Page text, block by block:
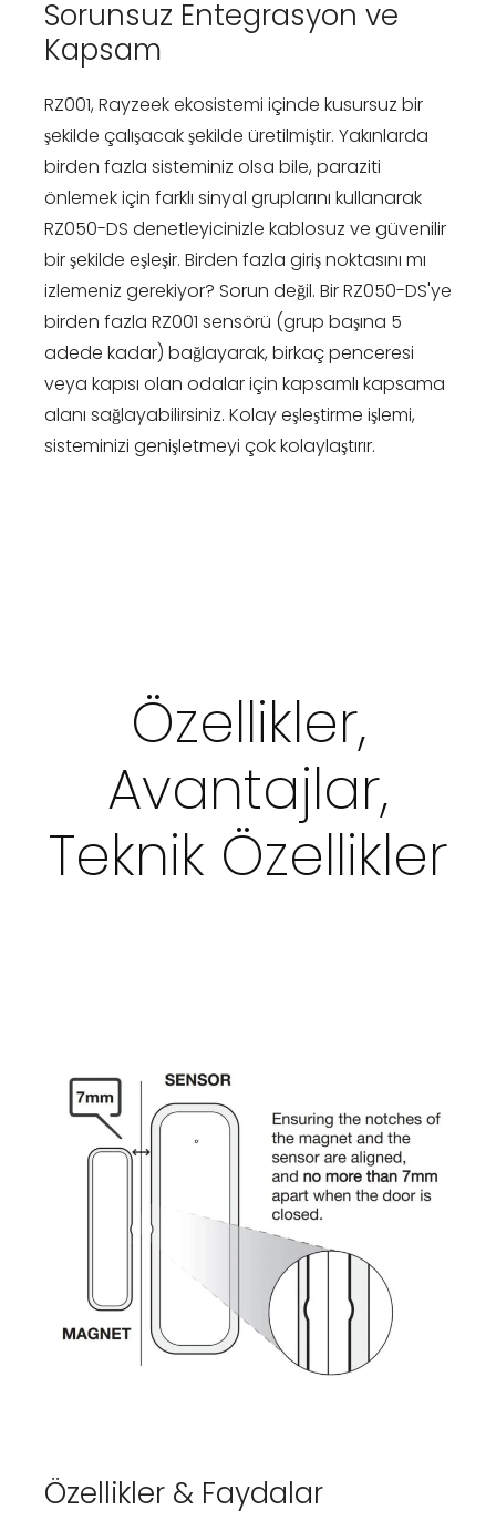
Sorunsuz Entegrasyon ve
Kapsam
RZ001, Rayzeek ekosistemi içinde kusursuz bir
şekilde çalışacak şekilde üretilmiştir. Yakınlarda
birden fazla sisteminiz olsa bile, paraziti
önlemek için farklı sinyal gruplarını kullanarak
RZ050-DS denetleyicinizle kablosuz ve güvenilir
bir şekilde eşleşir. Birden fazla giriş noktasını mı
izlemeniz gerekiyor? Sorun değil. Bir RZ050-DS'ye
birden fazla RZ001 sensörü (grup başına 5
adede kadar) bağlayarak, birkaç penceresi
veya kapısı olan odalar için kapsamlı kapsama
alanı sağlayabilirsiniz. Kolay eşleştirme işlemi,
sisteminizi genişletmeyi çok kolaylaştırır.
Özellikler,
Avantajlar,
Teknik Özellikler
Özellikler & Faydalar